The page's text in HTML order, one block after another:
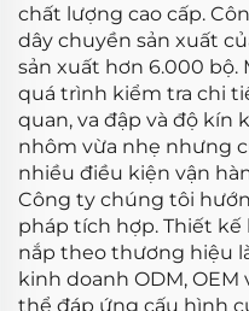
chất lượng cao cấp.
dây chuyền sản xuất
sản xuất hơn 6.000 bộ.
quá trình kiểm tra chi
quan, va đập và độ kín
nhôm vừa nhẹ nhưng
nhiều điều kiện vận
Công ty chúng tôi
pháp tích hợp. Thiết
nắp theo thương hiệu
kinh doanh ODM, OEM
thể đáp ứng cấu hình